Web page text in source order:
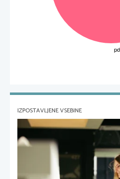
IZPOSTAVLJENE VSEBINE